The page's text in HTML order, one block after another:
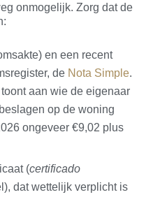
onmogelijk. Zorg dat de
en een recent
de Nota Simple.
aan wie de eigenaar
op de woning
ongeveer €9,02 plus
(certificado
dat wettelijk verplicht is